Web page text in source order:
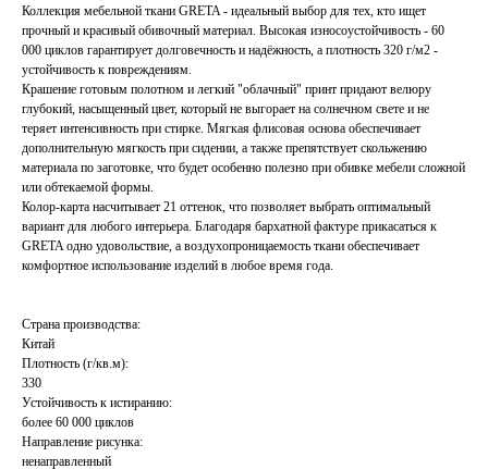
Коллекция мебельной ткани GRETA - идеальный выбор для тех, кто ищет
прочный и красивый обивочный материал. Высокая износоустойчивость - 60
000 циклов гарантирует долговечность и надёжность, а плотность 320 г/м2 -
устойчивость к повреждениям.
Крашение готовым полотном и легкий "облачный" принт придают велюру
глубокий, насыщенный цвет, который не выгорает на солнечном свете и не
теряет интенсивность при стирке. Мягкая флисовая основа обеспечивает
дополнительную мягкость при сидении, а также препятствует скольжению
материала по заготовке, что будет особенно полезно при обивке мебели сложной
или обтекаемой формы.
Колор-карта насчитывает 21 оттенок, что позволяет выбрать оптимальный
вариант для любого интерьера. Благодаря бархатной фактуре прикасаться к
GRETA одно удовольствие, а воздухопроницаемость ткани обеспечивает
комфортное использование изделий в любое время года.
Страна производства:
Китай
Плотность (г/кв.м):
330
Устойчивость к истиранию:
более 60 000 циклов
Направление рисунка:
ненаправленный